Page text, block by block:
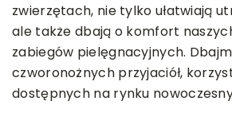
zwierzętach, nie tylko ułatwiają
ale także dbają o komfort
zabiegów pielęgnacyjnych.
czworonożnych przyjaciół,
dostępnych na rynku